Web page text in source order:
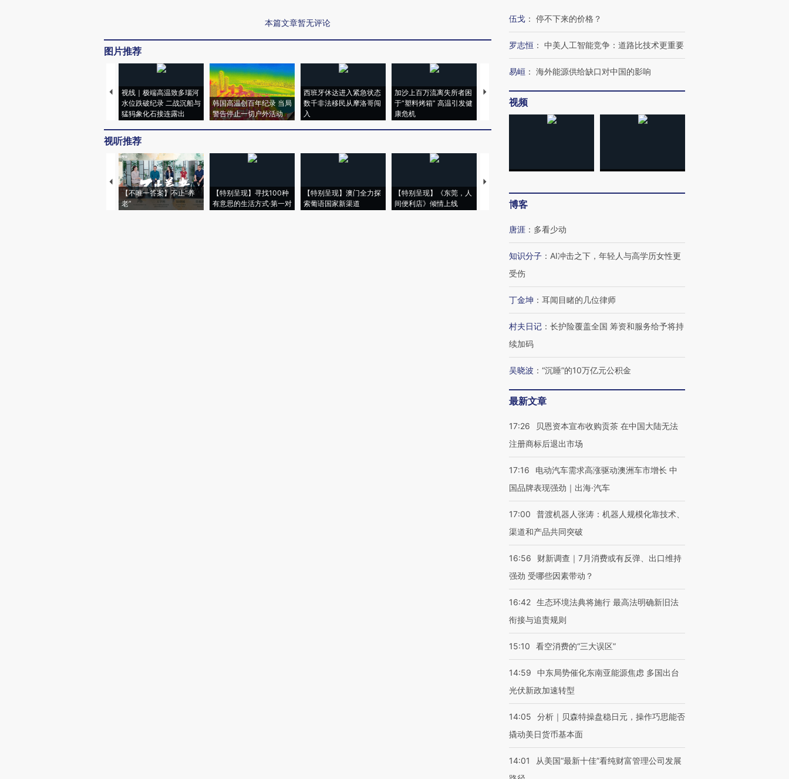
本篇文章暂无评论
图片推荐
视线｜极端高温致多瑙河
水位跌破纪录 二战沉船与
猛犸象化石接连露出
韩国高温创百年纪录 当局
警告停止一切户外活动
西班牙休达进入紧急状态
数千非法移民从摩洛哥闯
入
加沙上百万流离失所者困
于“塑料烤箱” 高温引发健
康危机
视线｜HYROX的吸金
术：是什么让中产们甘
心“花钱找虐”？
马航飞行员跨国走私7万
毒品
视线｜被称为“蟑螂”的印
育部长拱下台
视听推荐
【不唯一答案】不止“养
老”
【特别呈现】寻找100种
有意思的生活方式·第一对
【特别呈现】澳门全力探
索葡语国家新渠道
【特别呈现】《东莞，人
间便利店》倾情上线
【推广】走进第四届链博
会，让数智科技“链”接产
【特别呈现】寻找100种
CFO：不靠规模取胜，华
伍戈 ： 停不下来的价格？
罗志恒 ： 中美人工智能竞争：道路比技术更重要
易峘 ： 海外能源供给缺口对中国的影响
视频
博客
唐涯 ： 多看少动
知识分子 ： AI冲击之下，年轻人与高学历女性更
受伤
丁金坤 ： 耳闻目睹的几位律师
村夫日记 ： 长护险覆盖全国 筹资和服务给予将持
续加码
吴晓波 ： “沉睡”的10万亿元公积金
最新文章
17:26
贝恩资本宣布收购贡茶 在中国大陆无法
注册商标后退出市场
17:16
电动汽车需求高涨驱动澳洲车市增长 中
国品牌表现强劲｜出海·汽车
17:00
普渡机器人张涛：机器人规模化靠技术、
渠道和产品共同突破
16:56
财新调查｜7月消费或有反弹、出口维持
强劲 受哪些因素带动？
16:42 生态环境法典将施行 最高法明确新旧法
衔接与追责规则
15:10 看空消费的“三大误区”
14:59
中东局势催化东南亚能源焦虑 多国出台
光伏新政加速转型
14:05
分析｜贝森特操盘稳日元，操作巧思能否
撬动美日货币基本面
14:01
从美国“最新十佳”看纯财富管理公司发展